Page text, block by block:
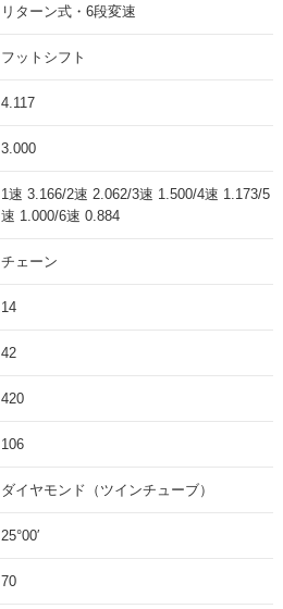
リターン式・6段変速
フットシフト
4.117
3.000
1速 3.166/2速 2.062/3速 1.500/4速 1.173/5
速 1.000/6速 0.884
チェーン
14
42
420
106
ダイヤモンド（ツインチューブ）
25°00′
70